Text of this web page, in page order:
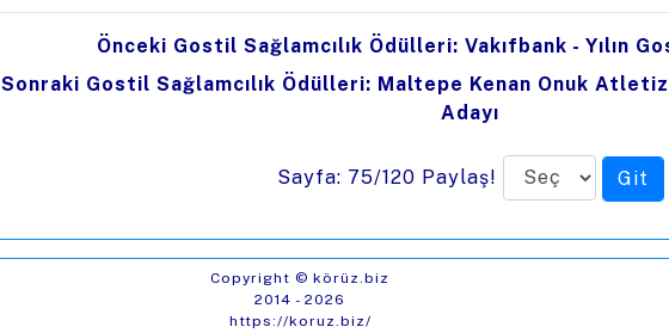
Önceki Gostil Sağlamcılık Ödülleri: Vakıfbank - Yılın
Sonraki Gostil Sağlamcılık Ödülleri: Maltepe Kenan Onuk
Adayı
Sayfa: 75/120 Paylaş!
Copyright © körüz.biz
2014 - 2026
https://koruz.biz/